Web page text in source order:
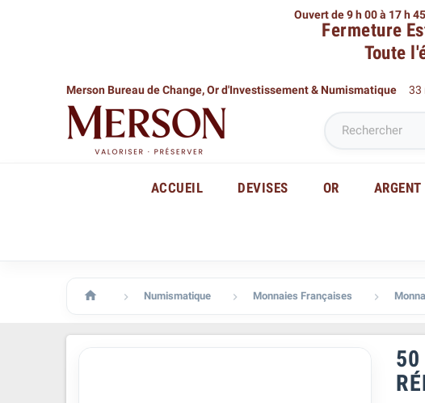
Ouvert de 9 h 00 à 17 h
Fermeture
Toute
Merson Bureau de Change, Or d'Investissement & Numismatique 33
ACCUEIL DEVISES OR ARGENT
  Numismatique  Monnaies Françaises 
50